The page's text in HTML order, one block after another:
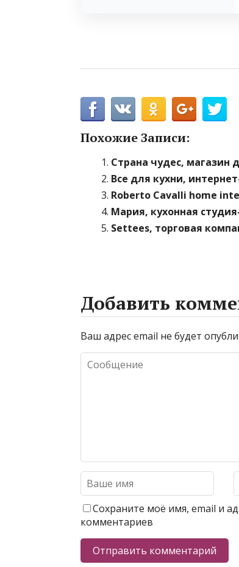
Похожие Записи:
Страна чудес, магазин
Все для кухни,
Roberto Cavalli home
Мария, кухонная
Settees, торговая
Добавить
Ваш адрес email не будет
Сохраните моё имя, email и
комментариев